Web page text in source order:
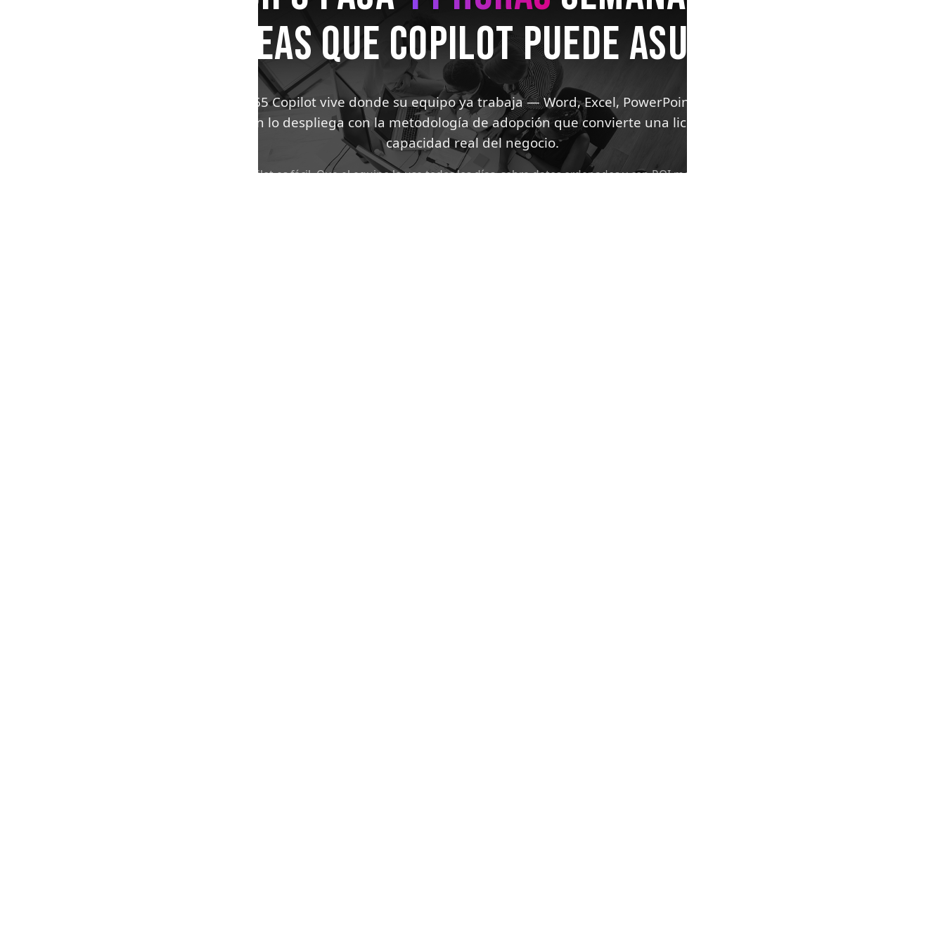
TAREAS QUE COPILOT PUEDE ASUMIR
Microsoft 365 Copilot vive donde su equipo ya trabaja — Word, Excel, PowerPoint, Outlook y
Teams. Axxon lo despliega con la metodología de adopción que convierte una licencia en una
capacidad real del negocio.
Comprar Copilot es fácil. Que el equipo lo use todos los días, sobre datos ordenados y con ROI medible, es otra